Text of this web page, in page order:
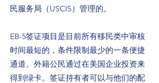
民服务局（USCIS）管理的。
EB-5签证项目是目前所有移民类中审核
时间最短的，条件限制最少的一条便捷
通道。外籍公民通过在美国企业投资来
得到绿卡。签证持有者可以与他们的配